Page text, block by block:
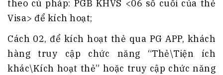
theo cú pháp: PGB KHVS <06 số cuối của thẻ
Visa> để kích hoạt;
Cách 02, để kích hoạt thẻ qua PG APP, khách
hàng truy cập chức năng “Thẻ\Tiện ích
khác\Kích hoạt thẻ” hoặc truy cập chức năng